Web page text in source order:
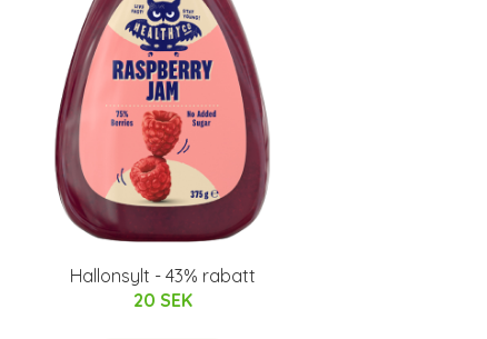
Hallonsylt - 43% rabatt
20 SEK